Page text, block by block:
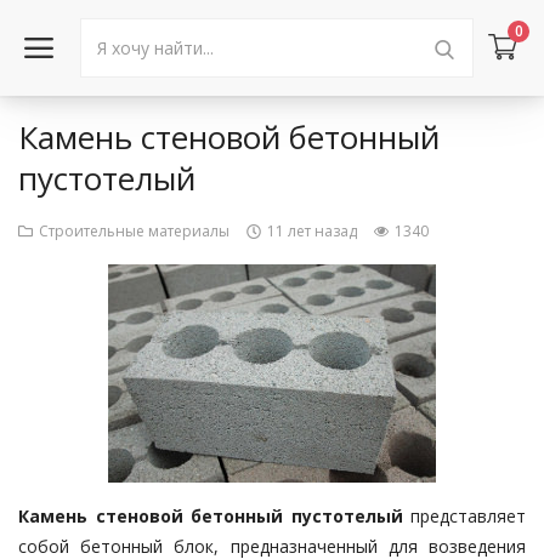
0
Войти в аккаунт
Объявления
Контакты
Город: Колумбус
Камень стеновой бетонный
пустотелый
Строительные материалы 11 лет назад 1340
Камень стеновой бетонный пустотелый представляет
собой бетонный блок, предназначенный для возведения